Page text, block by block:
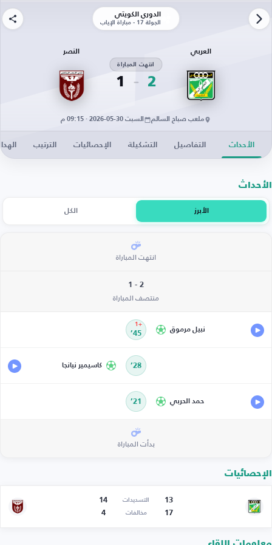
الدوري الكويتي
الجولة 17 - مباراة الإياب
العربي
2
انتهت المباراة
1
النصر
ملعب صباح السالم السبت 30-05-2026 · 09:15 م
الأحداث التفاصيل التشكيلة الإحصائيات الترتيب
الأحداث
الأبرز الكل
انتهت المباراة
2 - 1
منتصف المباراة
نبيل مرموق 45’
+1
28’ كاسيمير نيانجا
حمد الحربي 21’
بدأت المباراة
الإحصائيات
13 التسديدات
14
17
مخالفات 4